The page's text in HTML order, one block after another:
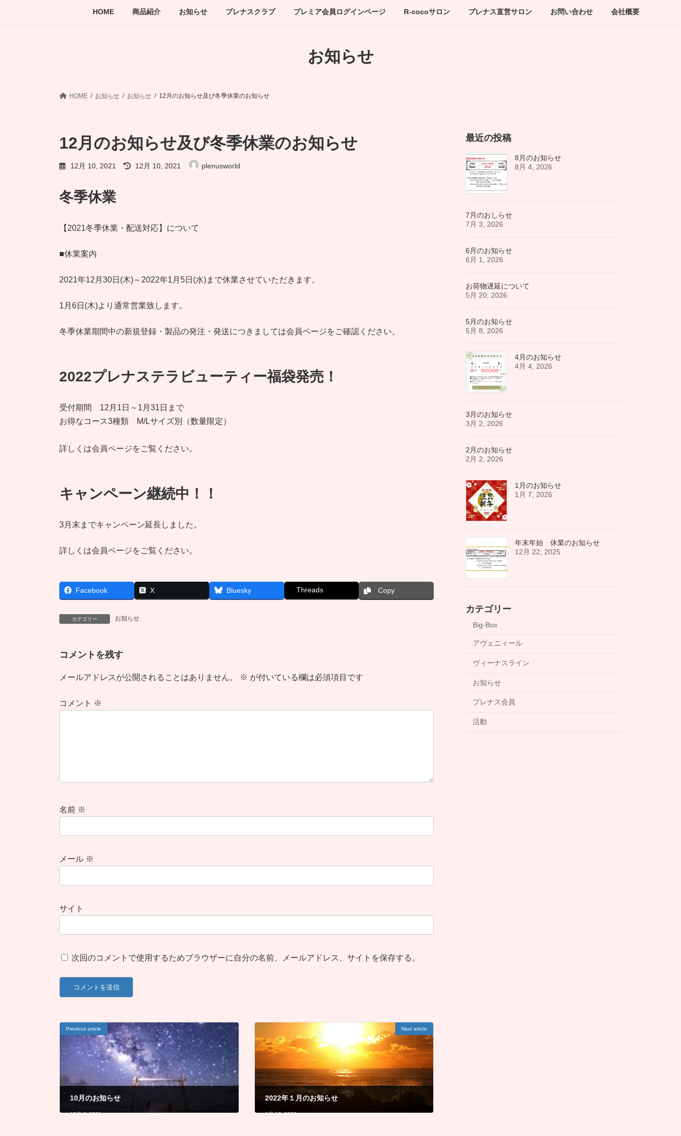
HOME 商品紹介 お知らせ プレナスクラブ プレミア会員ログインページ R-cocoサロン プレナス直営サロン お問い合わせ 会社概要
お知らせ
HOME お知らせ お知らせ 12月のお知らせ及び冬季休業のお知らせ
12月のお知らせ及び冬季休業のお知らせ
12月 10, 2021
Last
updated
12月 10, 2021 plenusworld
冬季休業
【2021冬季休業・配送対応】について
■休業案内
2021年12月30日(木)～2022年1月5日(水)まで休業させていただきます。
1月6日(木)より通常営業致します。
冬季休業期間中の新規登録・製品の発注・発送につきましては会員ページをご確認ください。
2022プレナステラビューティー福袋発売！
受付期間 12月1日～1月31日まで
お得なコース3種類 M/Lサイズ別（数量限定）
詳しくは会員ページをご覧ください。
キャンペーン継続中！！
3月末までキャンペーン延長しました。
詳しくは会員ページをご覧ください。
Facebook X Bluesky Threads Copy
カテゴリー お知らせ
コメントを残す
メールアドレスが公開されることはありません。 ※ が付いている欄は必須項目です
コメント ※
名前 ※
メール ※
サイト
次回のコメントで使用するためブラウザーに自分の名前、メールアドレス、サイトを保存する。
Previous article
10月のお知らせ
10月 6, 2021
Next article
2022年１月のお知らせ
1月 13, 2022
最近の投稿
8月のお知らせ
8月 4, 2026
7月のおしらせ
7月 3, 2026
6月のお知らせ
6月 1, 2026
お荷物遅延について
5月 20, 2026
5月のお知らせ
5月 8, 2026
4月のお知らせ
4月 4, 2026
3月のお知らせ
3月 2, 2026
2月のお知らせ
2月 2, 2026
1月のお知らせ
1月 7, 2026
年末年始 休業のお知らせ
12月 22, 2025
カテゴリー
Big-Box
アヴェニィール
ヴィーナスライン
お知らせ
プレナス会員
活動